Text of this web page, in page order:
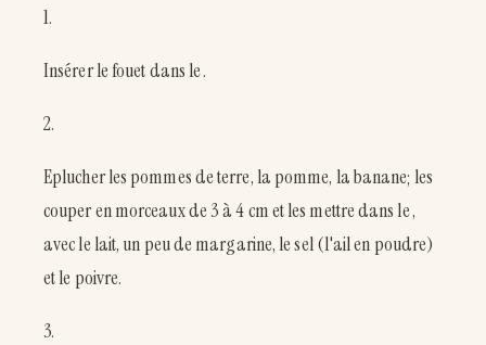
1.
Insérer le fouet dans le .
2.
Eplucher les pommes de terre, la pomme, la banane; les
couper en morceaux de 3 à 4 cm et les mettre dans le ,
avec le lait, un peu de margarine, le sel (l'ail en poudre)
et le poivre.
3.